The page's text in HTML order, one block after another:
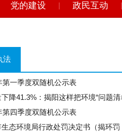
党的建设 | 政民互动 |
法
第一季度双随机公示表
降41.3%：揭阳这样把环境“问题清
第四季度双随机公示表
态环境局行政处罚决定书（揭环罚